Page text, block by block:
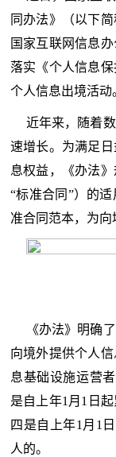
同办法》（以下
国家互联网信息
落实《个人信息
个人信息出境活动
近年来，随着
速增长。为满足
息权益，《办法
“标准合同”）的
准合同范本，为向
《办法》明确
向境外提供个人
息基础设施运营
是自上年1月1日
四是自上年1月1
人的。